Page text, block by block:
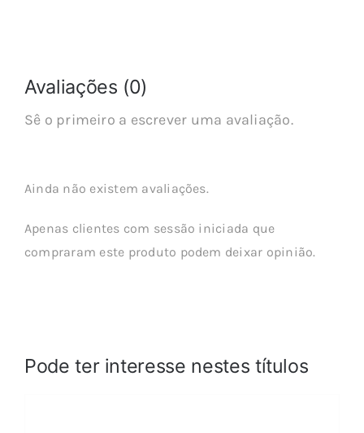
Avaliações (0)
Sê o primeiro a escrever uma avaliação.
Ainda não existem avaliações.
Apenas clientes com sessão iniciada que
compraram este produto podem deixar opinião.
Pode ter interesse nestes títulos